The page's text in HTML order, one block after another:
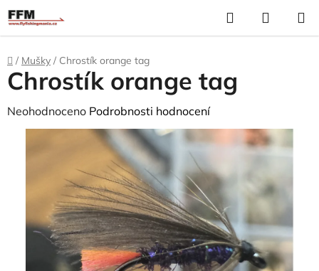
Přejít
na
obsah
Hledat
Domů
/ Mušky / Chrostík orange tag
Chrostík orange tag
Průměrné
hodnocení
hvězdiček.
Neohodnoceno Podrobnosti hodnocení